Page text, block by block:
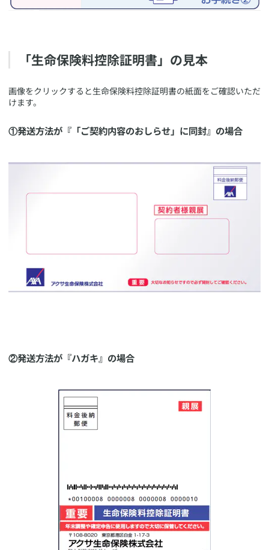
​「生命保険料控除証明書」の見本
​画像をクリックすると生命保険料控除証明書の紙面をご確認いただ
けます。
​①発送方法が『「ご契約内容のおしらせ」に同封』の場合
​②発送方法が『ハガキ』の場合